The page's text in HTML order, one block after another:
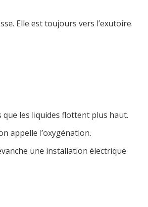
Elle est toujours vers l’exutoire.
les liquides flottent plus haut.
appelle l’oxygénation.
une installation électrique